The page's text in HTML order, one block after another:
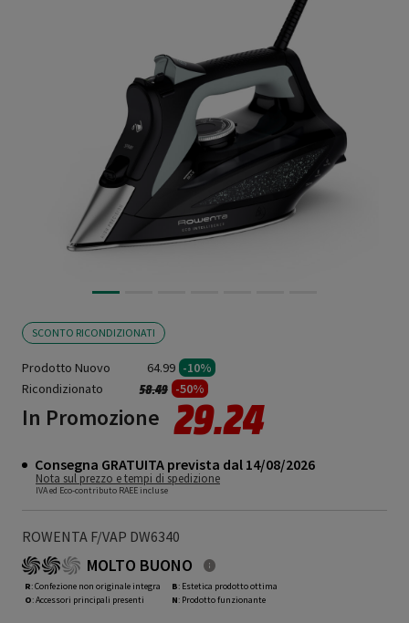
SCONTO RICONDIZIONATI
Prodotto Nuovo 64.99 -10%
Ricondizionato
Prezzo ridotto da
58.49a -50%
In Promozione 29.24
Consegna GRATUITA prevista dal 14/08/2026
Nota sul prezzo e tempi di spedizione
IVA ed Eco-contributo RAEE incluse
ROWENTA F/VAP DW6340
MOLTO BUONO
R: Confezione non originale integra
O: Accessori principali presenti
B: Estetica prodotto ottima
N: Prodotto funzionante